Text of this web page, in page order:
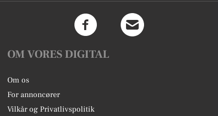
OM VORES DIGITAL
Om os
For annoncører
Vilkår og Privatlivspolitik